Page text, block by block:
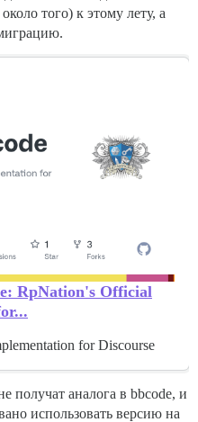
того) к этому лету, а
RpNation's Official
for Discourse
получат аналога в bbcode, и
использовать версию на